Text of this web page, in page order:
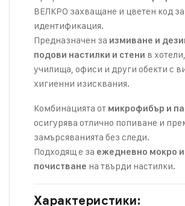
ВЕЛКРО захващане и цветен код
идентификация.
Предназначен за измиване и
подови настилки и стени в
училища, офиси и други обекти с
хигиенни изисквания.
Комбинацията от микрофибър и
осигурява отлично попиване и
замърсяванията без следи.
Подходящ е за ежедневно мокро
почистване на твърди настилки.
Характеристики: